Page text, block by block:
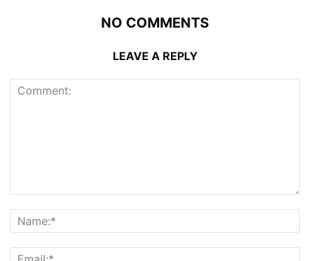
NO COMMENTS
LEAVE A REPLY